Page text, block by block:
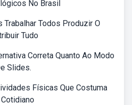
No Brasil
Trabalhar Todos Produzir O
Tudo
Correta Quanto Ao Modo
Slides.
Físicas Que Costuma